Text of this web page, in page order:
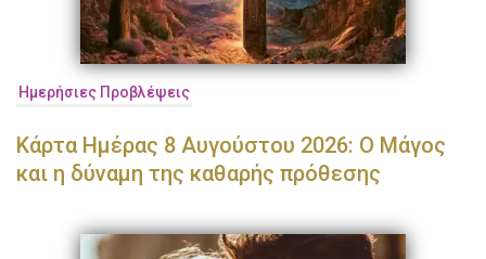
Ημερήσιες Προβλέψεις
Κάρτα Ημέρας 8 Αυγούστου 2026: Ο Μάγος
και η δύναμη της καθαρής πρόθεσης